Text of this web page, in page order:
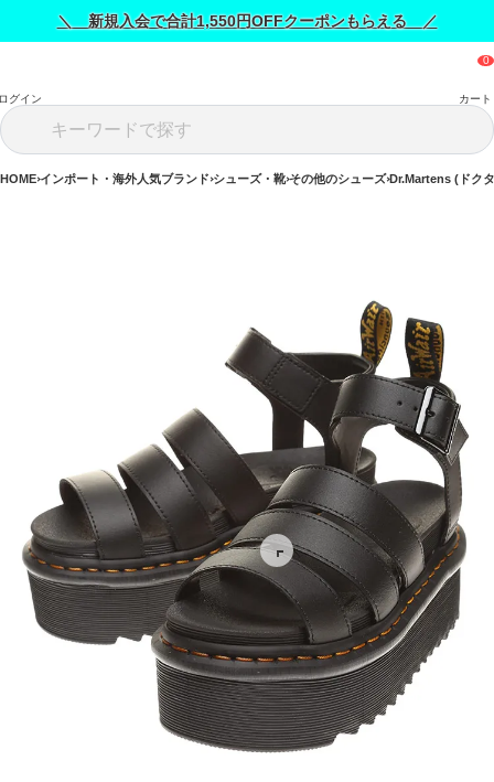
＼ 新規入会で合計1,550円OFFクーポンもらえる ／
グイン カート
HOME インポート・海外人気ブランド シューズ・靴 その他のシューズ Dr.Martens (ドク